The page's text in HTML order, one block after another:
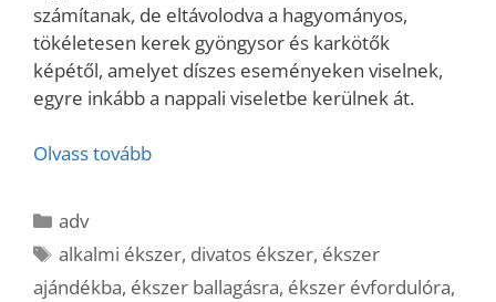
számítanak, de eltávolodva a hagyományos,
tökéletesen kerek gyöngysor és karkötők
képétől, amelyet díszes eseményeken viselnek,
egyre inkább a nappali viseletbe kerülnek át.
Olvass tovább
Kategória
adv
Címkék
alkalmi ékszer, divatos ékszer, ékszer
ajándékba, ékszer ballagásra, ékszer évfordulóra,